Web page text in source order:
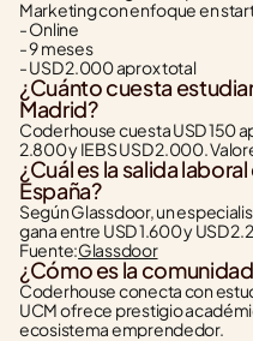
Marketing con enfoque en
- Online
- 9 meses
- USD 2.000 aprox total
¿Cuánto cuesta
Madrid?
Coderhouse cuesta USD 150
2.800 y IEBS USD 2.000.
¿Cuál es la salida
España?
Según Glassdoor, un
gana entre USD 1.600 y USD
Fuente:Glassdoor
¿Cómo es la
Coderhouse conecta con
UCM ofrece prestigio
ecosistema emprendedor.